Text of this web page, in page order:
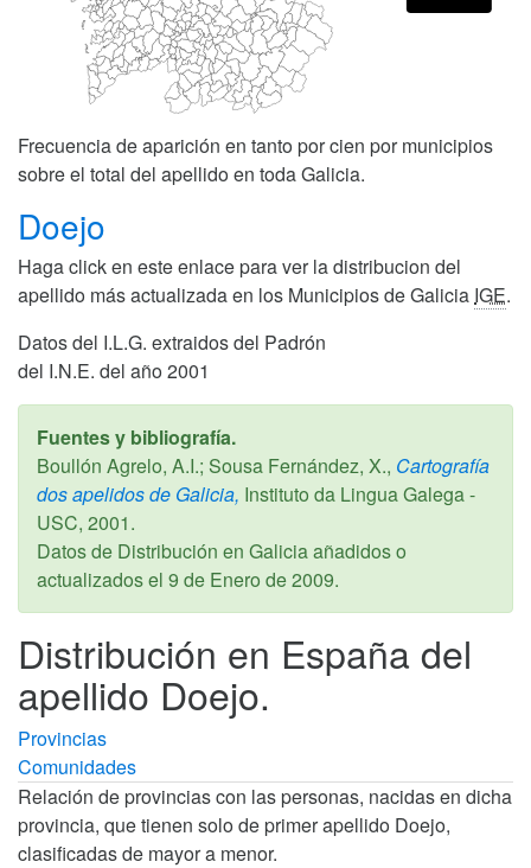
Frecuencia de aparición en tanto por cien por municipios
sobre el total del apellido en toda Galicia.
Doejo
Haga click en este enlace para ver la distribucion del
apellido más actualizada en los Municipios de Galicia IGE.
Datos del I.L.G. extraidos del Padrón
del I.N.E. del año 2001
Fuentes y bibliografía.
Boullón Agrelo, A.I.; Sousa Fernández, X., Cartografía
dos apelidos de Galicia, Instituto da Lingua Galega -
USC, 2001.
Datos de Distribución en Galicia añadidos o
actualizados el 9 de Enero de 2009.
Distribución en España del
apellido Doejo.
Provincias
Comunidades
Relación de provincias con las personas, nacidas en dicha
provincia, que tienen solo de primer apellido Doejo,
clasificadas de mayor a menor.